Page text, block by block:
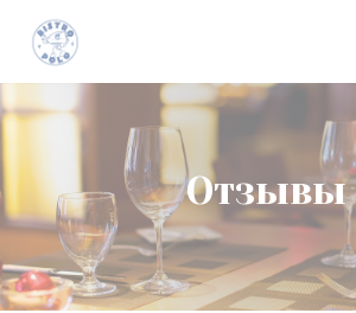
Панель управления cookies
Отзывы